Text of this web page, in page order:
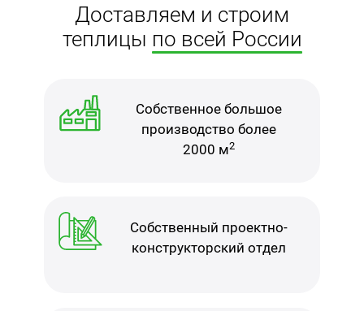
Доставляем и строим
теплицы по всей России
Собственное большое
производство более
2000 м2
Собственный проектно-
конструкторский отдел